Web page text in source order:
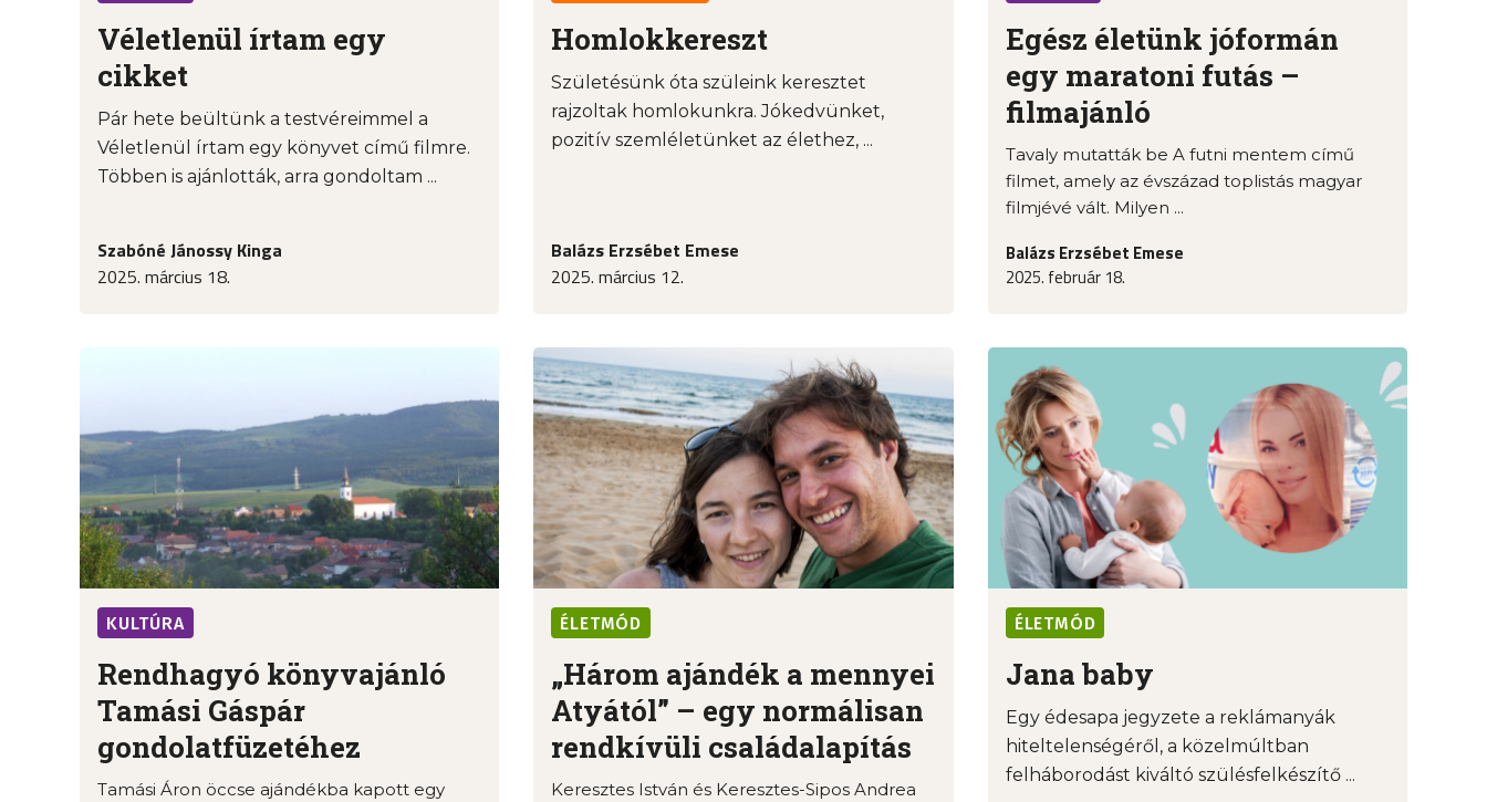
Véletlenül írtam egy
cikket
Pár hete beültünk a testvéreimmel a
Véletlenül írtam egy könyvet című filmre.
Többen is ajánlották, arra gondoltam ...
Szabóné Jánossy Kinga
2025. március 18.
Homlokkereszt
Születésünk óta szüleink keresztet
rajzoltak homlokunkra. Jókedvünket,
pozitív szemléletünket az élethez, ...
Balázs Erzsébet Emese
2025. március 12.
Egész életünk jóformán
egy maratoni futás –
filmajánló
Tavaly mutatták be A futni mentem című
filmet, amely az évszázad toplistás magyar
filmjévé vált. Milyen ...
Balázs Erzsébet Emese
2025. február 18.
KULTÚRA
Rendhagyó könyvajánló
Tamási Gáspár
gondolatfüzetéhez
Tamási Áron öccse ajándékba kapott egy
ÉLETMÓD
„Három ajándék a mennyei
Atyától” – egy normálisan
rendkívüli családalapítás
Keresztes István és Keresztes-Sipos Andrea
ÉLETMÓD
Jana baby
Egy édesapa jegyzete a reklámanyák
hiteltelenségéről, a közelmúltban
felháborodást kiváltó szülésfelkészítő ...